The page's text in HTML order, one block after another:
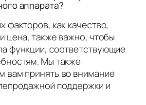
аппарата?
факторов, как качество,
цена, также важно, чтобы
функции, соответствующие
Мы также
вам принять во внимание
поддержки и